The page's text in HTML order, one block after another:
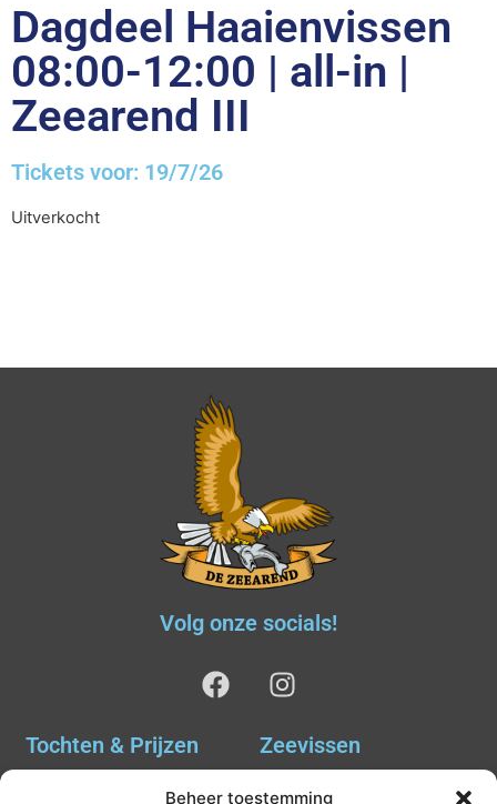
Beheer toestemming
Dagdeel Haaienvissen
08:00-12:00 | all-in |
Zeearend III
Tickets voor: 19/7/26
Uitverkocht
Volg onze socials!
Tochten & Prijzen Zeevissen
Tochten & Prijzen